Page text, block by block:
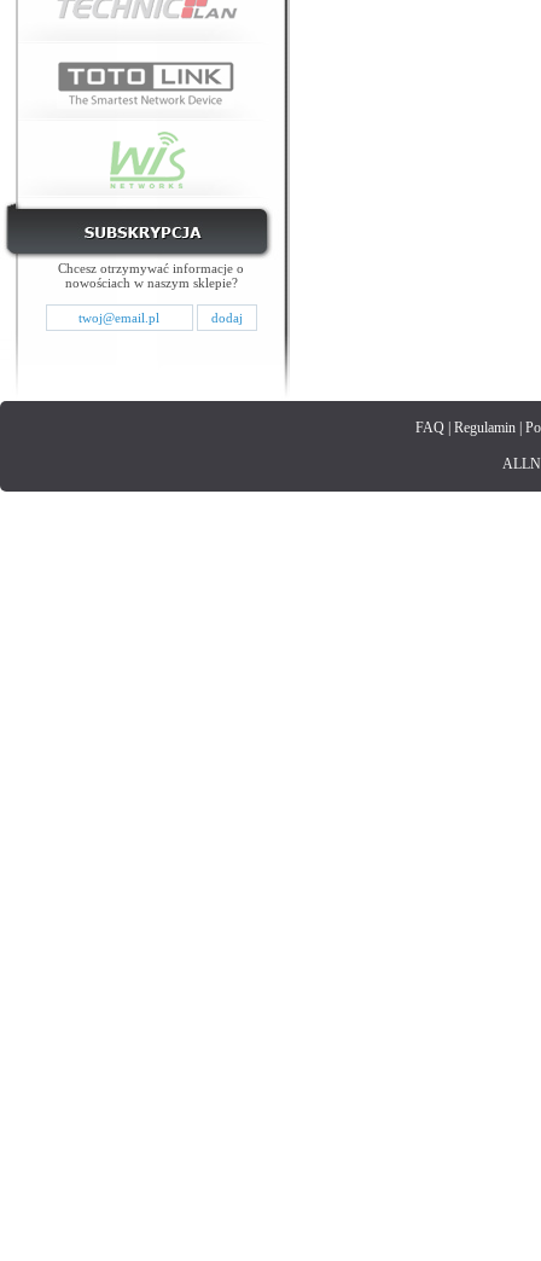
Chcesz otrzymywać informacje o
nowościach w naszym sklepie?
FAQ| Regulamin|